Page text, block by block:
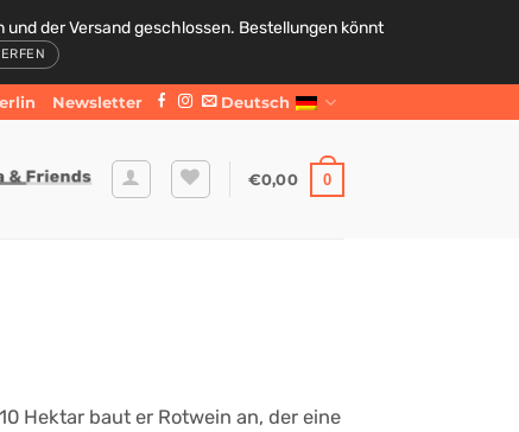
der Versand geschlossen. Bestellungen könnt
Deutsch
Newsletter
€0,00 0
Hektar baut er Rotwein an, der eine